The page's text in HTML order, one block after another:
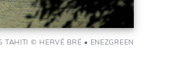
TAHITI © HERVÉ BRÉ • ENEZGREEN